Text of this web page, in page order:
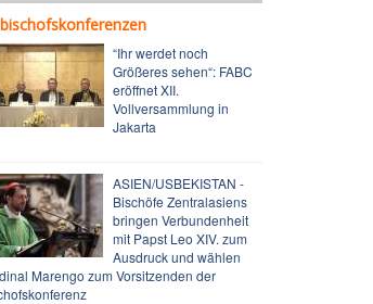
bischofskonferenzen
“Ihr werdet noch
Größeres sehen“: FABC
eröffnet XII.
Vollversammlung in
Jakarta
ASIEN/USBEKISTAN -
Bischöfe Zentralasiens
bringen Verbundenheit
mit Papst Leo XIV. zum
Ausdruck und wählen
Marengo zum Vorsitzenden der